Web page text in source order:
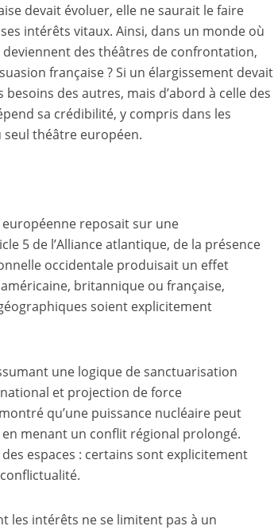
devait évoluer, elle ne saurait le faire
intérêts vitaux. Ainsi, dans un monde où
des théâtres de confrontation,
française ? Si un élargissement devait
des autres, mais d’abord à celle des
sa crédibilité, y compris dans les
seul théâtre européen.
reposait sur une
5 de l’Alliance atlantique, de la présence
occidentale produisait un effet
britannique ou française,
soient explicitement
une logique de sanctuarisation
et projection de force
qu’une puissance nucléaire peut
menant un conflit régional prolongé.
espaces : certains sont explicitement
les intérêts ne se limitent pas à un